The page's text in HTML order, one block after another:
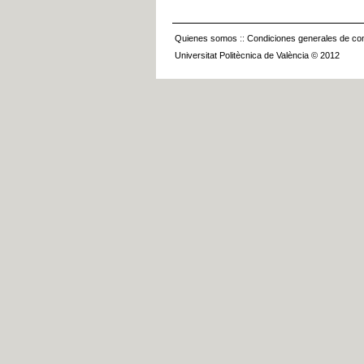
Quienes somos :: Condiciones generales de
Universitat Politècnica de València © 2012